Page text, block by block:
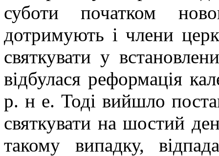
суботи початком
дотримують і члени
святкувати у
відбулася реформація
р. н е. Тоді вийшло
святкувати на шостий
такому випадку,